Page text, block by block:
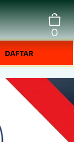
0
DAFTAR